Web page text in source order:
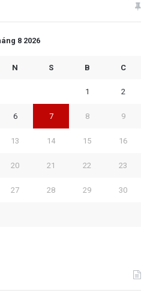
8 2026
N S B C
1 2
6 7 8 9
13 14 15 16
20 21 22 23
27 28 29 30